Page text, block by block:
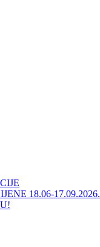
18.06-17.09.2026.